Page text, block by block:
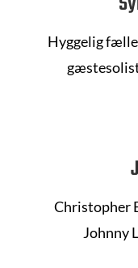
Hyggelig
Christopher
Johnny